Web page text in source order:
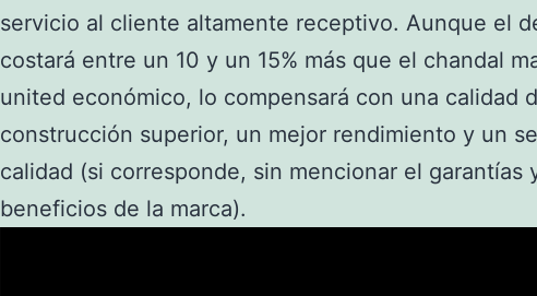
servicio al cliente altamente receptivo. Aunque el
costará entre un 10 y un 15% más que el chandal
united económico, lo compensará con una calidad
construcción superior, un mejor rendimiento y un
calidad (si corresponde, sin mencionar el garantías
beneficios de la marca).